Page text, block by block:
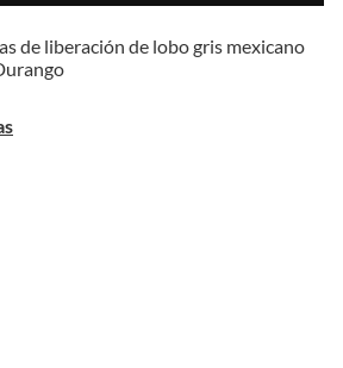
de liberación de lobo gris mexicano